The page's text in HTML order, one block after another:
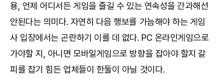
용, 언제 어디서든 게임을 즐길 수 있는 연속성을 간과해선
안된다는 의미다. 자연히 다음 행보를 가늠해야 하는 게임
사 입장에서는 곤란하기 이를 데 없다. PC 온라인게임으로
가야할 지, 아니면 모바일게임으로 방향을 잡아야 할지 갈
피를 잡기 힘든 업체들이 한둘이 아닐 것이다.